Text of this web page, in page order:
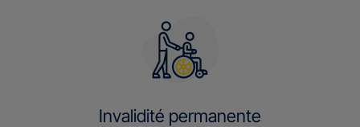
Invalidité permanente